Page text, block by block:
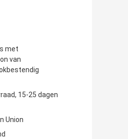
met
van
15-25 dagen
Union